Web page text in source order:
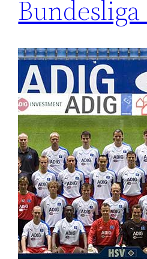
Bundesliga